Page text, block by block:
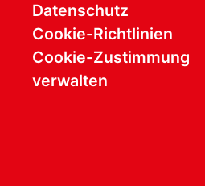
Datenschutz
Cookie-Richtlinien
Cookie-Zustimmung
verwalten